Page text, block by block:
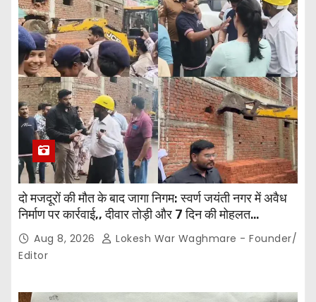
दो मजदूरों की मौत के बाद जागा निगम: स्वर्ण जयंती नगर में अवैध
निर्माण पर कार्रवाई,, दीवार तोड़ी और 7 दिन की मोहलत…
Aug 8, 2026
Lokesh War Waghmare - Founder/
Editor